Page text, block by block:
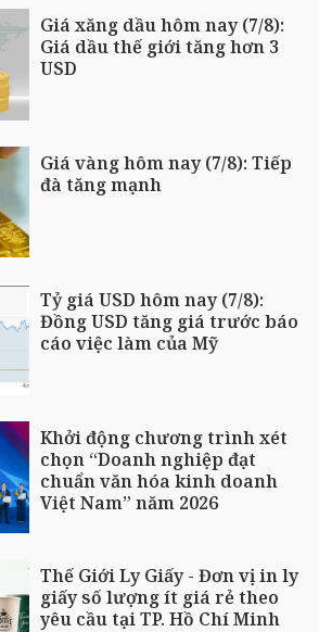
Giá xăng dầu hôm nay (7/8):
Giá dầu thế giới tăng hơn 3
USD
Giá vàng hôm nay (7/8): Tiếp
đà tăng mạnh
Tỷ giá USD hôm nay (7/8):
Đồng USD tăng giá trước báo
cáo việc làm của Mỹ
Khởi động chương trình xét
chọn “Doanh nghiệp đạt
chuẩn văn hóa kinh doanh
Việt Nam” năm 2026
Thế Giới Ly Giấy - Đơn vị in ly
giấy số lượng ít giá rẻ theo
yêu cầu tại TP. Hồ Chí Minh